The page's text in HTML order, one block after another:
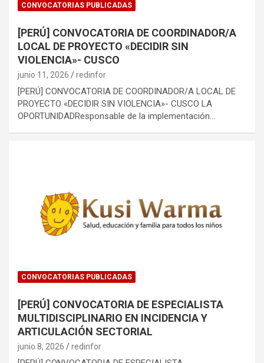
CONVOCATORIAS PUBLICADAS
[PERÚ] CONVOCATORIA DE COORDINADOR/A
LOCAL DE PROYECTO «DECIDIR SIN
VIOLENCIA»- CUSCO
junio 11, 2026 redinfor
[PERÚ] CONVOCATORIA DE COORDINADOR/A LOCAL DE
PROYECTO «DECIDIR SIN VIOLENCIA»- CUSCO LA
OPORTUNIDADResponsable de la implementación…
CONVOCATORIAS PUBLICADAS
[PERÚ] CONVOCATORIA DE ESPECIALISTA
MULTIDISCIPLINARIO EN INCIDENCIA Y
ARTICULACIÓN SECTORIAL
junio 8, 2026 redinfor